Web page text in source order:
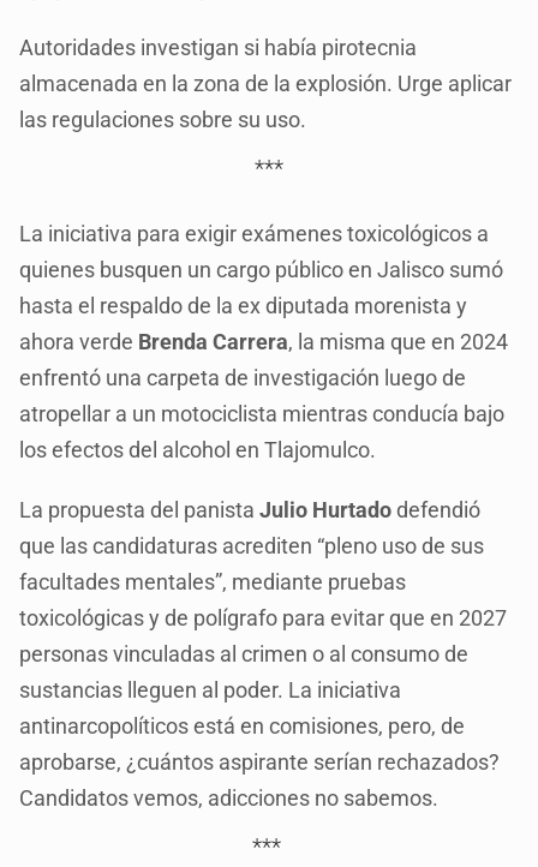
Autoridades investigan si había pirotecnia
almacenada en la zona de la explosión. Urge aplicar
las regulaciones sobre su uso.
***
La iniciativa para exigir exámenes toxicológicos a
quienes busquen un cargo público en Jalisco sumó
hasta el respaldo de la ex diputada morenista y
ahora verde Brenda Carrera, la misma que en 2024
enfrentó una carpeta de investigación luego de
atropellar a un motociclista mientras conducía bajo
los efectos del alcohol en Tlajomulco.
La propuesta del panistaJulio Hurtadodefendió
que las candidaturas acrediten “pleno uso de sus
facultades mentales”, mediante pruebas
toxicológicas y de polígrafo para evitar que en 2027
personas vinculadas al crimen o al consumo de
sustancias lleguen al poder. La iniciativa
antinarcopolíticos está en comisiones, pero, de
aprobarse, ¿cuántos aspirante serían rechazados?
Candidatos vemos, adicciones no sabemos.
***